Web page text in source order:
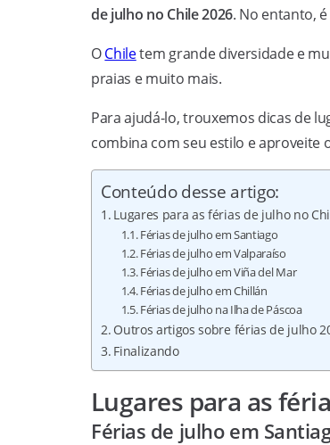
de julho no Chile2026. No entanto,
OChiletem grande diversidade e
praias e muito mais.
Para ajudá-lo, trouxemos dicas de
combina com seu estilo e aproveite
Conteúdo desse artigo:
Lugares para as férias de julho no
Férias de julho em Santiago
Férias de julho em Valparaíso
Férias de julho em Viña del Mar
Férias de julho em Chillán
Férias de julho na Ilha de Páscoa
Outros artigos sobre férias de julho
Finalizando
Lugares para as
Férias de julho em